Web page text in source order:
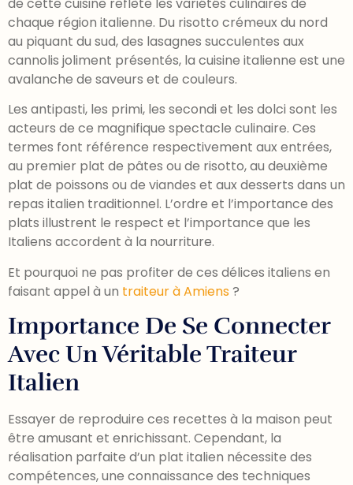
chaque région italienne. Du risotto crémeux du nord
au piquant du sud, des lasagnes succulentes aux
cannolis joliment présentés, la cuisine italienne est une
avalanche de saveurs et de couleurs.
Les antipasti, les primi, les secondi et les dolci sont les
acteurs de ce magnifique spectacle culinaire. Ces
termes font référence respectivement aux entrées,
au premier plat de pâtes ou de risotto, au deuxième
plat de poissons ou de viandes et aux desserts dans un
repas italien traditionnel. L’ordre et l’importance des
plats illustrent le respect et l’importance que les
Italiens accordent à la nourriture.
Et pourquoi ne pas profiter de ces délices italiens en
faisant appel à un traiteur à Amiens?
Importance De Se Connecter
Avec Un Véritable Traiteur
Italien
Essayer de reproduire ces recettes à la maison peut
être amusant et enrichissant. Cependant, la
réalisation parfaite d’un plat italien nécessite des
compétences, une connaissance des techniques